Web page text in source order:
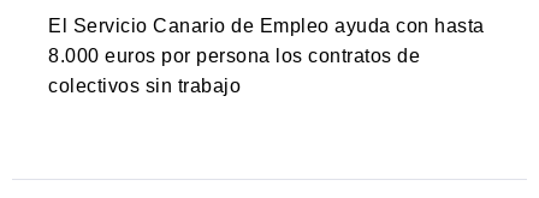
El Servicio Canario de Empleo ayuda con hasta
8.000 euros por persona los contratos de
colectivos sin trabajo